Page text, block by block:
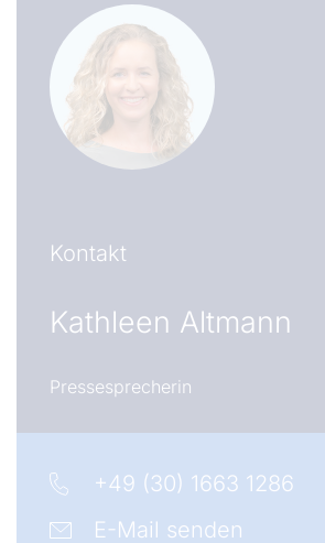
Kontakt
Kathleen Altmann
Pressesprecherin
+49 (30) 1663 1286
E-Mail senden